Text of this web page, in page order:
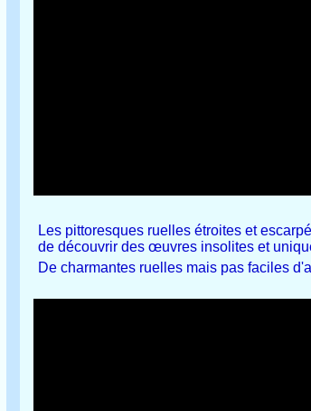
Les pittoresques ruelles étroites et
de découvrir des œuvres insolites et
De charmantes ruelles mais pas faciles